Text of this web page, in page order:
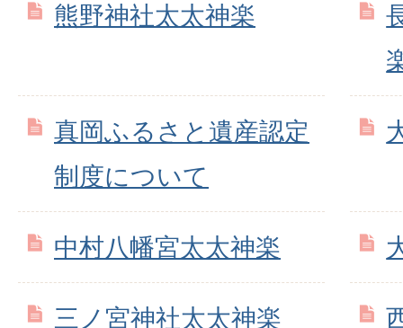
熊野神社太太神楽
真岡ふるさと遺産認定
制度について
中村八幡宮太太神楽
三ノ宮神社太太神楽